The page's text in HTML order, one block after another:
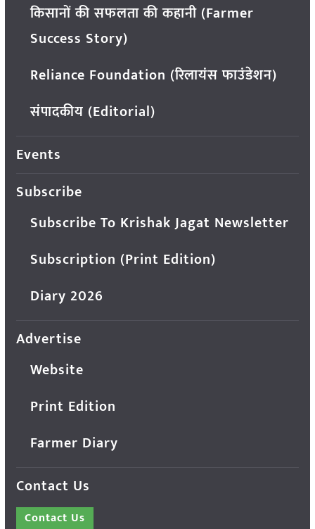
किसानों की सफलता की कहानी (Farmer
Success Story)
Reliance Foundation (रिलायंस फाउंडेशन)
संपादकीय (Editorial)
Events
Subscribe
Subscribe To Krishak Jagat Newsletter
Subscription (Print Edition)
Diary 2026
Advertise
Website
Print Edition
Farmer Diary
Contact Us
Contact Us